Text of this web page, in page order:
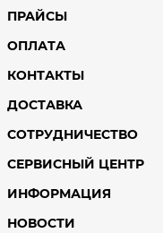
ПРАЙСЫ
ОПЛАТА
КОНТАКТЫ
ДОСТАВКА
СОТРУДНИЧЕСТВО
СЕРВИСНЫЙ ЦЕНТР
ИНФОРМАЦИЯ
НОВОСТИ